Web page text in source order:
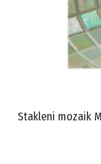
Stakleni mozaik